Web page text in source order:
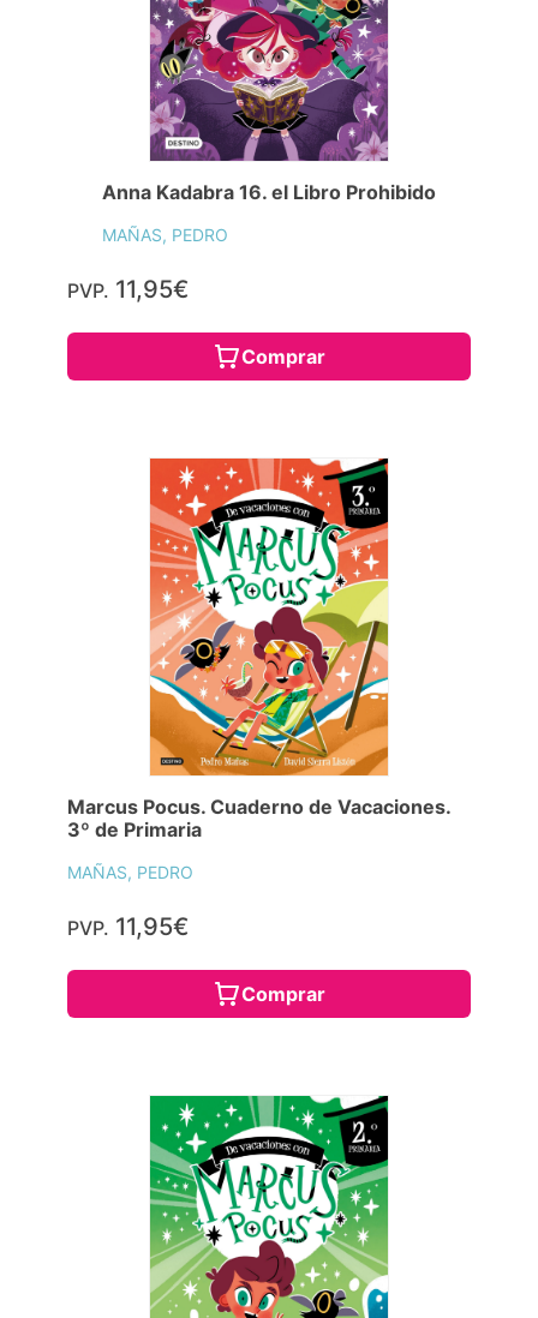
Anna Kadabra 16. el Libro Prohibido
MAÑAS, PEDRO
PVP. 11,95€
Comprar
Marcus Pocus. Cuaderno de Vacaciones.
3º de Primaria
MAÑAS, PEDRO
PVP. 11,95€
Comprar